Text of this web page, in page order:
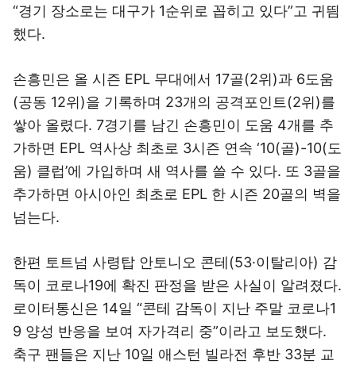
“경기 장소로는 대구가 1순위로 꼽히고 있다”고 귀띔
했다.
손흥민은 올 시즌 EPL 무대에서 17골(2위)과 6도움
(공동 12위)을 기록하며 23개의 공격포인트(2위)를
쌓아 올렸다. 7경기를 남긴 손흥민이 도움 4개를 추
가하면 EPL 역사상 최초로 3시즌 연속 ‘10(골)-10(도
움) 클럽’에 가입하며 새 역사를 쓸 수 있다. 또 3골을
추가하면 아시아인 최초로 EPL 한 시즌 20골의 벽을
넘는다.
한편 토트넘 사령탑 안토니오 콘테(53·이탈리아) 감
독이 코로나19에 확진 판정을 받은 사실이 알려졌다.
로이터통신은 14일 “콘테 감독이 지난 주말 코로나1
9 양성 반응을 보여 자가격리 중”이라고 보도했다.
축구 팬들은 지난 10일 애스턴 빌라전 후반 33분 교